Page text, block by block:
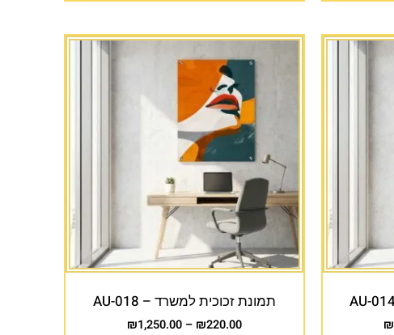
₪
תמונת זכוכית למשרד – AU-018
₪220.00
–
₪1,250.00